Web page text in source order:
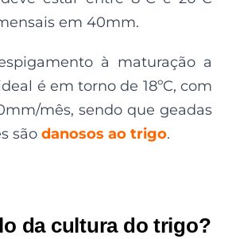
em 40mm.
à maturação a
é em torno de 18ºC, com
mês, sendo que geadas
são danosos ao trigo.
da cultura do trigo?